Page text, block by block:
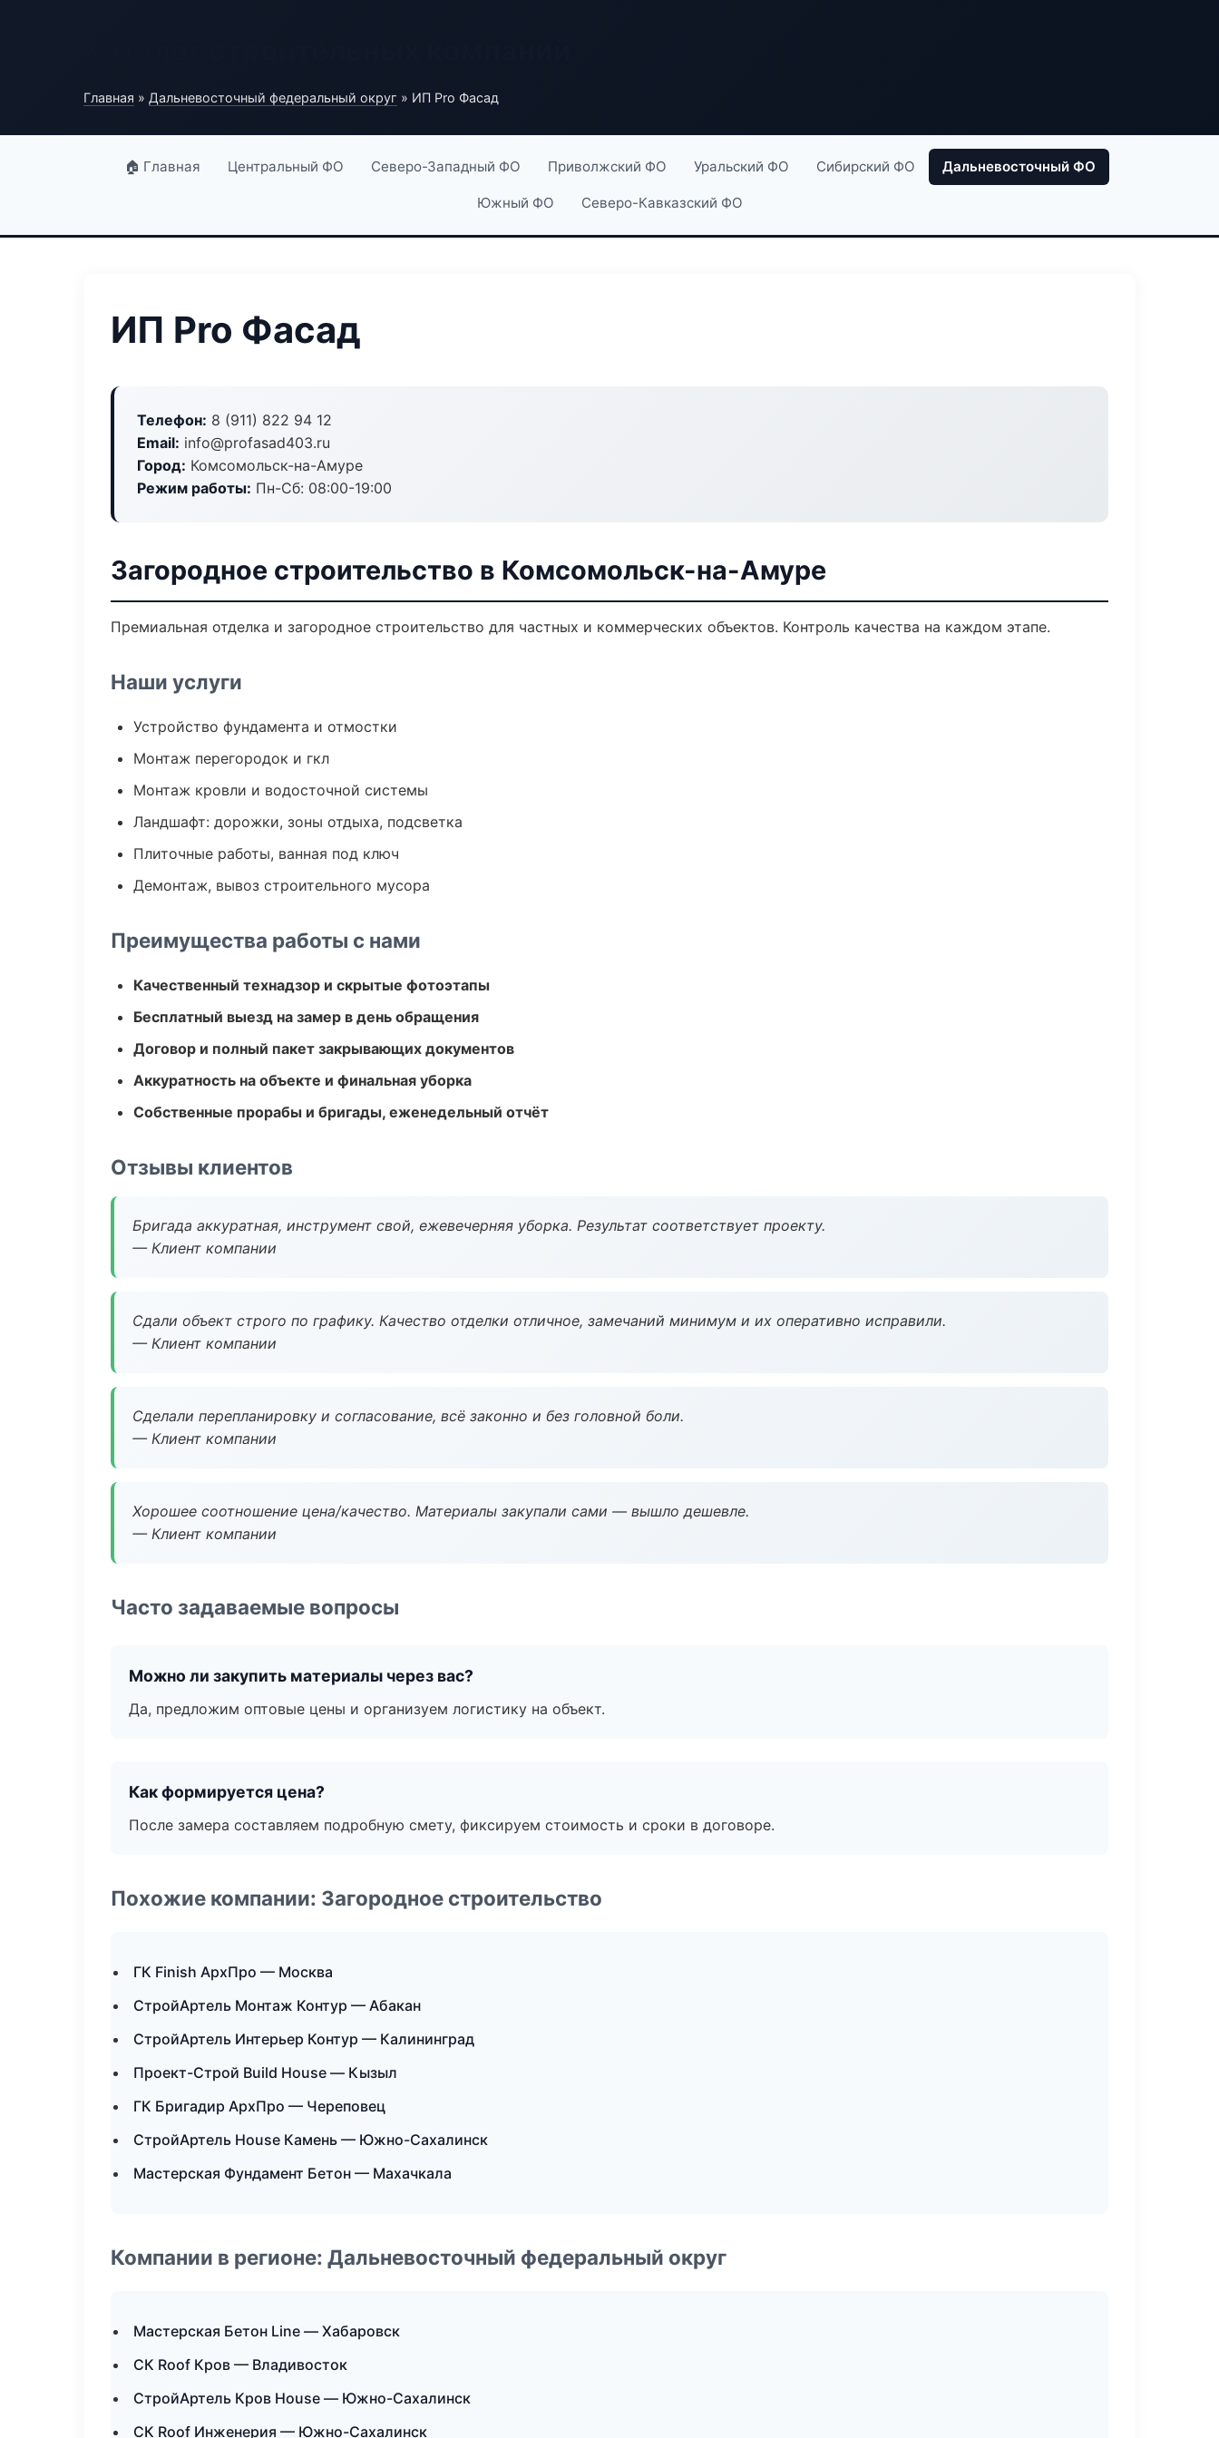
Главная » Дальневосточный федеральный округ » ИП Pro Фасад
🏠 Главная Центральный ФО Северо-Западный ФО Приволжский ФО Уральский ФО Сибирский ФО Дальневосточный ФО
Южный ФО Северо-Кавказский ФО
ИП Pro Фасад
Телефон: 8 (911) 822 94 12
Email: info@profasad403.ru
Город: Комсомольск-на-Амуре
Режим работы: Пн-Сб: 08:00-19:00
Загородное строительство в Комсомольск-на-Амуре
Премиальная отделка и загородное строительство для частных и коммерческих объектов. Контроль качества на каждом этапе.
Наши услуги
Устройство фундамента и отмостки
Монтаж перегородок и гкл
Монтаж кровли и водосточной системы
Ландшафт: дорожки, зоны отдыха, подсветка
Плиточные работы, ванная под ключ
Демонтаж, вывоз строительного мусора
Преимущества работы с нами
Качественный технадзор и скрытые фотоэтапы
Бесплатный выезд на замер в день обращения
Договор и полный пакет закрывающих документов
Аккуратность на объекте и финальная уборка
Собственные прорабы и бригады, еженедельный отчёт
Отзывы клиентов
Бригада аккуратная, инструмент свой, ежевечерняя уборка. Результат соответствует проекту.
— Клиент компании
Сдали объект строго по графику. Качество отделки отличное, замечаний минимум и их оперативно исправили.
— Клиент компании
Сделали перепланировку и согласование, всё законно и без головной боли.
— Клиент компании
Хорошее соотношение цена/качество. Материалы закупали сами — вышло дешевле.
— Клиент компании
Часто задаваемые вопросы
Можно ли закупить материалы через вас?
Да, предложим оптовые цены и организуем логистику на объект.
Как формируется цена?
После замера составляем подробную смету, фиксируем стоимость и сроки в договоре.
Похожие компании: Загородное строительство
ГК Finish АрхПро — Москва
СтройАртель Монтаж Контур — Абакан
СтройАртель Интерьер Контур — Калининград
Проект-Строй Build House — Кызыл
ГК Бригадир АрхПро — Череповец
СтройАртель House Камень — Южно-Сахалинск
Мастерская Фундамент Бетон — Махачкала
Компании в регионе: Дальневосточный федеральный округ
Мастерская Бетон Line — Хабаровск
СК Roof Кров — Владивосток
СтройАртель Кров House — Южно-Сахалинск
СК Roof Инженерия — Южно-Сахалинск